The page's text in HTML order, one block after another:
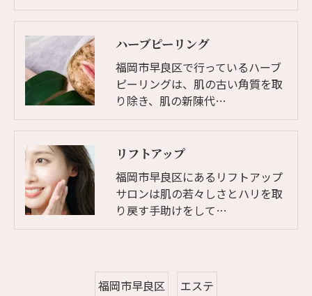
ハーブピーリング
福岡市早良区で行っているハーブ
ピーリングは、肌の古い角質を取
り除き、肌の新陳代…
リフトアップ
福岡市早良区にあるリフトアップ
サロンは肌の若々しさとハリを取
り戻す手助けをして…
福岡市早良区 エステ